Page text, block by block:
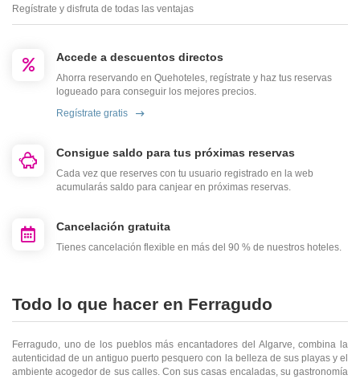
Regístrate y disfruta de todas las ventajas
Accede a descuentos directos
Ahorra reservando en Quehoteles, regístrate y haz tus reservas
logueado para conseguir los mejores precios.
Regístrate gratis
Consigue saldo para tus próximas reservas
Cada vez que reserves con tu usuario registrado en la web
acumularás saldo para canjear en próximas reservas.
Cancelación gratuita
Tienes cancelación flexible en más del 90 % de nuestros hoteles.
Todo lo que hacer en Ferragudo
Ferragudo, uno de los pueblos más encantadores del Algarve, combina la
autenticidad de un antiguo puerto pesquero con la belleza de sus playas y el
ambiente acogedor de sus calles. Con sus casas encaladas, su gastronomía